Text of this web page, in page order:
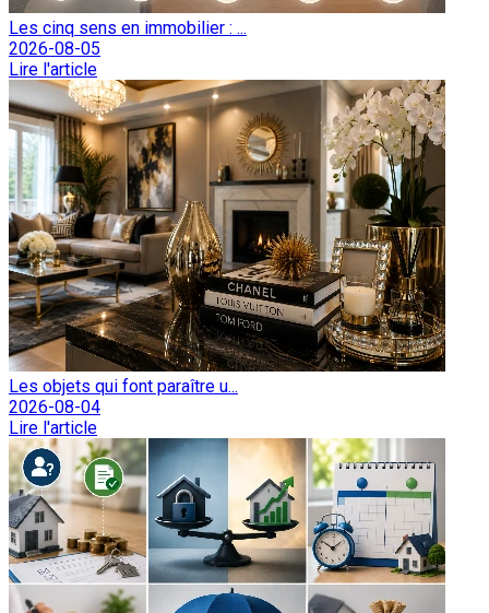
Les cinq sens en immobilier : ...
2026-08-05
Lire l'article
Les objets qui font paraître u...
2026-08-04
Lire l'article